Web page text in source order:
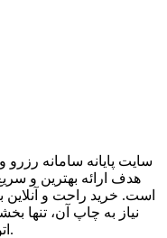
سایت پایانه سامانه
هدف ارائه بهترین و
است. خرید راحت و آنلاین
نیاز به چاپ آن، تنها
اتوبوسی از سال ۷۳ تا به امروز بوده است.